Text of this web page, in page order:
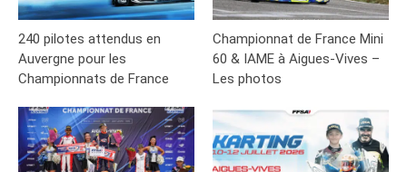
240 pilotes attendus en
Auvergne pour les
Championnats de France
Championnat de France Mini
60 & IAME à Aigues-Vives –
Les photos